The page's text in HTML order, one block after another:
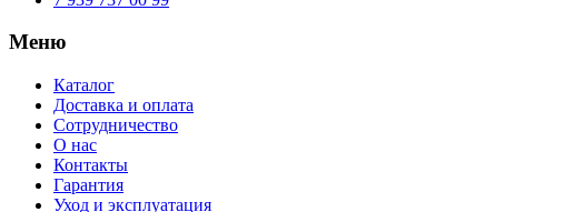
Меню
Каталог
Доставка и оплата
Сотрудничество
О нас
Контакты
Гарантия
Уход и эксплуатация